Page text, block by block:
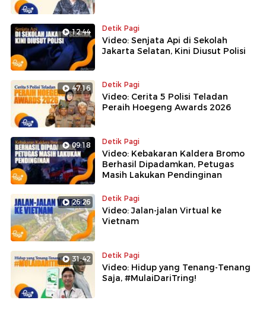
12:44 Detik Pagi
Video: Senjata Api di Sekolah
Jakarta Selatan, Kini Diusut Polisi
47:16 Detik Pagi
Video: Cerita 5 Polisi Teladan
Peraih Hoegeng Awards 2026
09:18 Detik Pagi
Video: Kebakaran Kaldera Bromo
Berhasil Dipadamkan, Petugas
Masih Lakukan Pendinginan
26:26 Detik Pagi
Video: Jalan-jalan Virtual ke
Vietnam
31:42 Detik Pagi
Video: Hidup yang Tenang-Tenang
Saja, #MulaiDariTring!